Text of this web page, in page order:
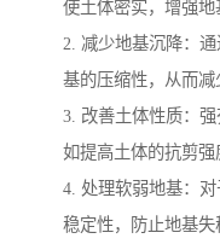
使土体密实，增强地
2. 减少地基沉降：
基的压缩性，从而减
3. 改善土体性质：强
如提高土体的抗剪强
4. 处理软弱地基：
稳定性，防止地基失